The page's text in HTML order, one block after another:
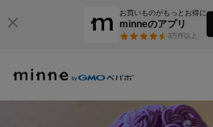
お買いものがもっとお得に
minneのアプリ
3万件以上